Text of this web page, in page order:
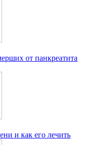
от панкреатита
и как его лечить